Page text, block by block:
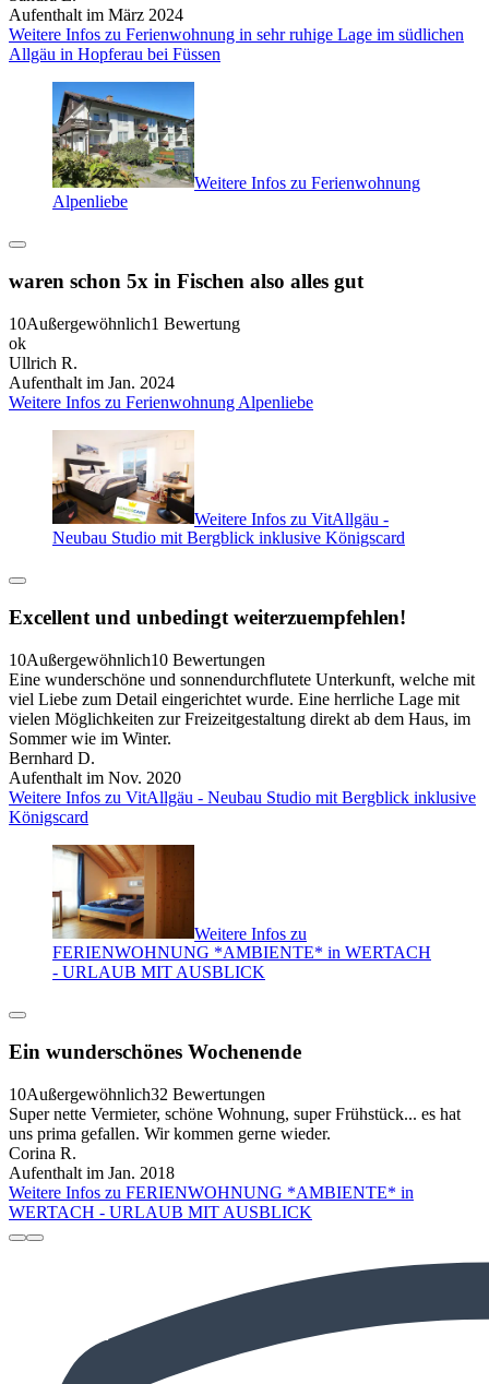
Aufenthalt im März 2024
Weitere Infos zu Ferienwohnung in sehr ruhige Lage im südlichen
Allgäu in Hopferau bei Füssen
Weitere Infos zu Ferienwohnung
Alpenliebe
waren schon 5x in Fischen also alles gut
10Außergewöhnlich1 Bewertung
ok
Ullrich R.
Aufenthalt im Jan. 2024
Weitere Infos zu Ferienwohnung Alpenliebe
Weitere Infos zu VitAllgäu -
Neubau Studio mit Bergblick inklusive Königscard
Excellent und unbedingt weiterzuempfehlen!
10Außergewöhnlich10 Bewertungen
Eine wunderschöne und sonnendurchflutete Unterkunft, welche mit
viel Liebe zum Detail eingerichtet wurde. Eine herrliche Lage mit
vielen Möglichkeiten zur Freizeitgestaltung direkt ab dem Haus, im
Sommer wie im Winter.
Bernhard D.
Aufenthalt im Nov. 2020
Weitere Infos zu VitAllgäu - Neubau Studio mit Bergblick inklusive
Königscard
Weitere Infos zu
FERIENWOHNUNG *AMBIENTE* in WERTACH
- URLAUB MIT AUSBLICK
Ein wunderschönes Wochenende
10Außergewöhnlich32 Bewertungen
Super nette Vermieter, schöne Wohnung, super Frühstück... es hat
uns prima gefallen. Wir kommen gerne wieder.
Corina R.
Aufenthalt im Jan. 2018
Weitere Infos zu FERIENWOHNUNG *AMBIENTE* in
WERTACH - URLAUB MIT AUSBLICK